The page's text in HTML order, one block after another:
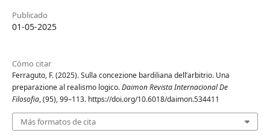
Publicado
01-05-2025
Cómo citar
Ferraguto, F. (2025). Sulla concezione bardiliana dell’arbitrio. Una
preparazione al realismo logico.Daimon Revista Internacional De
Filosofia, (95), 99–113. https://doi.org/10.6018/daimon.534411
Más formatos de cita